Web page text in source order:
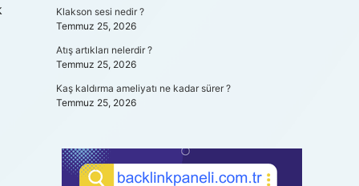
Klakson sesi nedir ?
Temmuz 25, 2026
Atış artıkları nelerdir ?
Temmuz 25, 2026
Kaş kaldırma ameliyatı ne kadar sürer ?
Temmuz 25, 2026